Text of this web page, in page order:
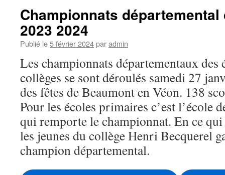
Championnats
2023 2024
Publié le5 février 2024paradmin
Les championnats départementaux des
collèges se sont déroulés samedi 27
des fêtes de Beaumont en Véon. 138
Pour les écoles primaires c’est l’école
qui remporte le championnat. En ce
les jeunes du collège Henri Becquerel
champion départemental.